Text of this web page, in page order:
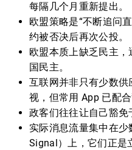
每隔几个月重新提出。
欧盟策略是“不断追问
约被否决后再次公投。
欧盟本质上缺乏民主
国民主。
互联网并非只有少数
视，但常用 App 已配合
政客们往往让自己豁免
实际消息流量集中在少
Signal）上，它们正是